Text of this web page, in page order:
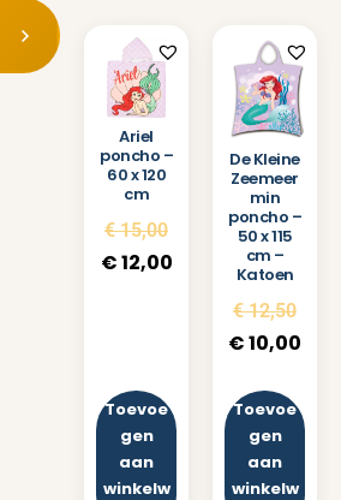
Ariel
poncho –
60 x 120
cm
€15,00
€12,00
Toevoe
gen
aan
winkelw
De Kleine
Zeemeer
min
poncho –
50 x 115
cm –
Katoen
€12,50
€10,00
Toevoe
gen
aan
winkelw